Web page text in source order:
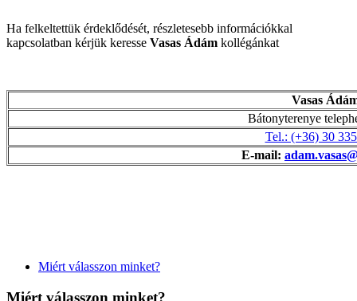
Ha felkeltettük érdeklődését, részletesebb információkkal
kapcsolatban kérjük keresse Vasas Ádám kollégánkat
Vasas
Bátonyterenye
Tel.: (+36) 30
E-mail:
Miért válasszon minket?
Miért válasszon minket?